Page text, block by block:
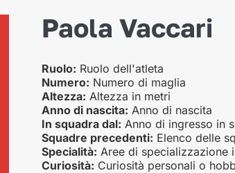
Paola Vaccari
Ruolo: Ruolo dell'atleta
Numero: Numero di maglia
Altezza: Altezza in metri
Anno di nascita: Anno di nascita
In squadra dal: Anno di ingresso in
Squadre precedenti: Elenco delle
Specialità: Aree di specializzazione
Curiosità: Curiosità personali o